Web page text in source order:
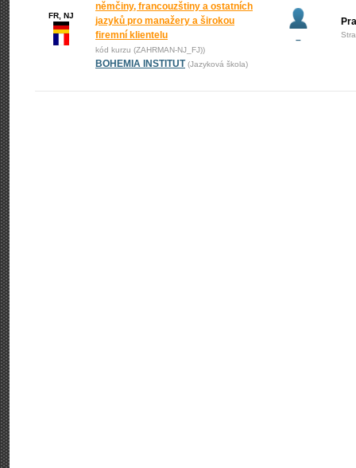
FR, NJ
němčiny, francouzštiny a ostatních
jazyků pro manažery a širokou
firemní klientelu
kód kurzu (ZAHRMAN-NJ_FJ))
BOHEMIA INSTITUT (Jazyková škola)
–